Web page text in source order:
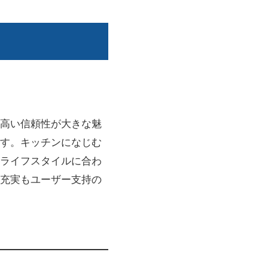
い信頼性が大きな魅
。キッチンになじむ
イフスタイルに合わ
実もユーザー支持の